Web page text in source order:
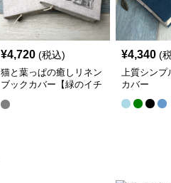
¥4,720 (税込)
猫と葉っぱの癒しリネン
ブックカバー【緑のイチ
¥4,340 (
上質シンプ
カバー